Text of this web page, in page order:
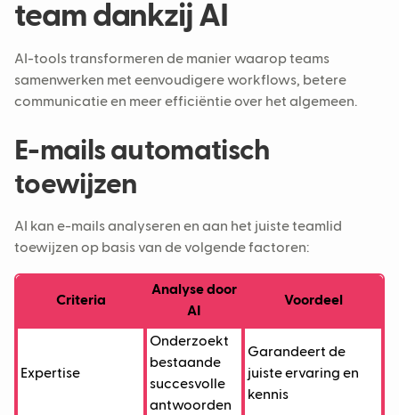
team dankzij AI
AI-tools transformeren de manier waarop teams
samenwerken met eenvoudigere workflows, betere
communicatie en meer efficiëntie over het algemeen.
E-mails automatisch
toewijzen
AI kan e-mails analyseren en aan het juiste teamlid
toewijzen op basis van de volgende factoren:
Criteria
Analyse door
AI
Voordeel
Expertise
Onderzoekt
bestaande
succesvolle
antwoorden
Garandeert de
juiste ervaring en
kennis